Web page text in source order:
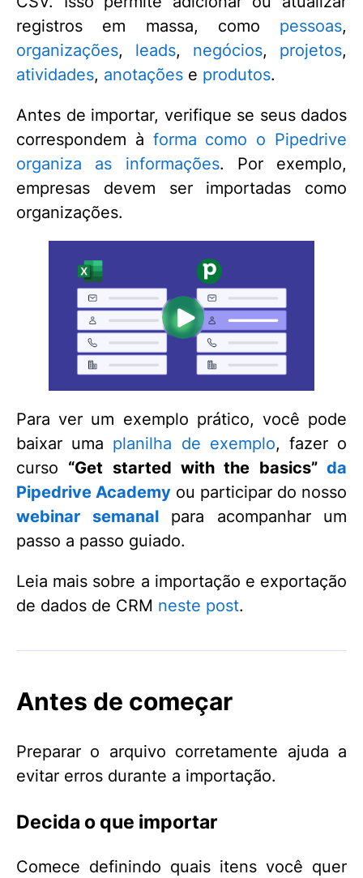
registros em massa, como pessoas,
organizações, leads, negócios, projetos,
atividades, anotações e produtos.
Antes de importar, verifique se seus dados
correspondem à forma como o Pipedrive
organiza as informações. Por exemplo,
empresas devem ser importadas como
organizações.
Para ver um exemplo prático, você pode
baixar uma planilha de exemplo, fazer o
curso “Get started with the basics”da
Pipedrive Academy ou participar do nosso
webinar semanalpara acompanhar um
passo a passo guiado.
Leia mais sobre a importação e exportação
de dados de CRM neste post.
Antes de começar
Preparar o arquivo corretamente ajuda a
evitar erros durante a importação.
Decida o que importar
Comece definindo quais itens você quer